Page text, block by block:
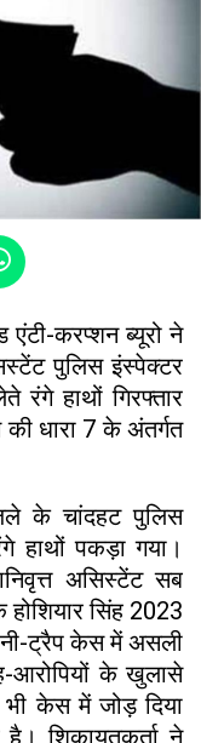
एंटी-करप्शन ब्यूरो ने
पुलिस इंस्पेक्टर
हाथों गिरफ्तार
की धारा 7 के अंतर्गत
के चांदहट पुलिस
हाथों पकड़ा गया।
असिस्टेंट सब
सिंह 2023
ट्रैप केस में असली
आरोपियों के खुलासे
केस में जोड़ दिया
शिकायतकर्ता ने